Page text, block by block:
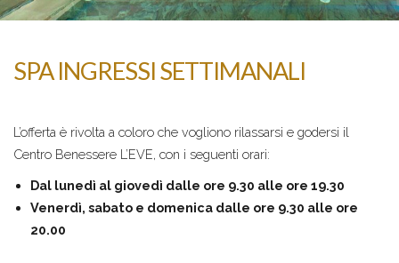
SPA INGRESSI SETTIMANALI
L’offerta è rivolta a coloro che vogliono rilassarsi e godersi il
Centro Benessere L’EVE, con i seguenti orari:
Dal lunedì al giovedì dalle ore 9.30 alle ore 19.30
Venerdì, sabato e domenica dalle ore 9.30 alle ore
20.00